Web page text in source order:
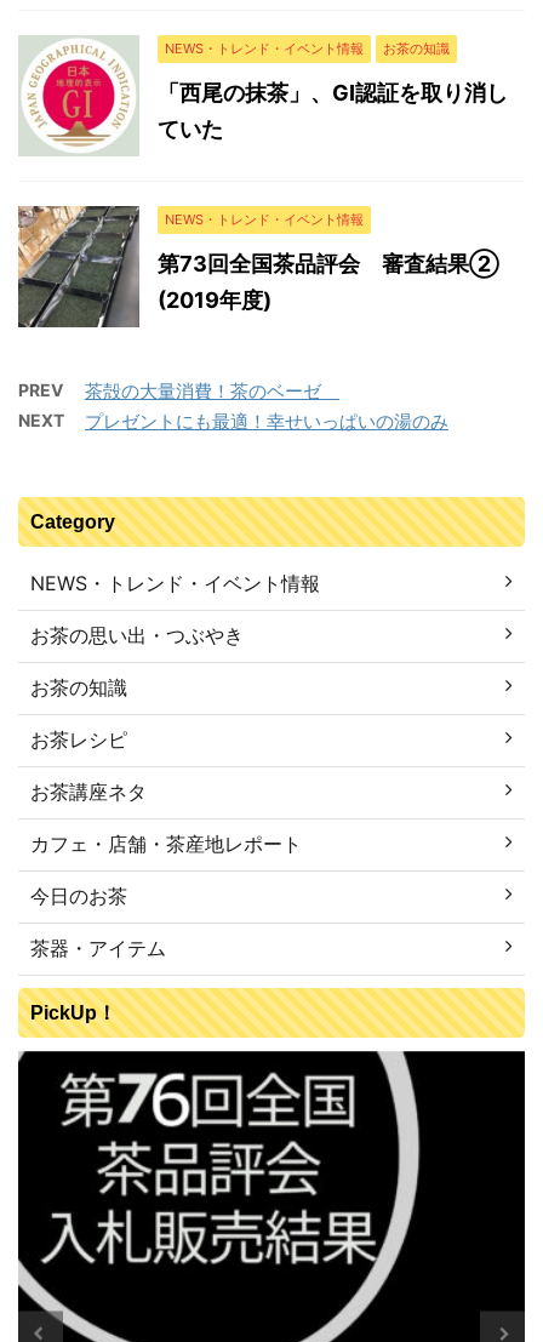
NEWS・トレンド・イベント情報 お茶の知識
「西尾の抹茶」、GI認証を取り消し
ていた
NEWS・トレンド・イベント情報
第73回全国茶品評会 審査結果②
(2019年度)
PREV 茶殻の大量消費！茶のベーゼ
NEXT プレゼントにも最適！幸せいっぱいの湯のみ
Category
NEWS・トレンド・イベント情報
お茶の思い出・つぶやき
お茶の知識
お茶レシピ
お茶講座ネタ
カフェ・店舗・茶産地レポート
今日のお茶
茶器・アイテム
PickUp！